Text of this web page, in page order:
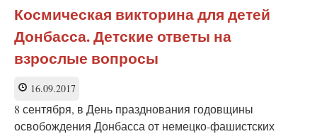
гуманитарной
помощи
в
№
Штергрэс
(ЛНР)
Космическая викторина для детей
Донбасса. Детские ответы на
взрослые вопросы
16.09.2017
8 сентября, в День празднования годовщины
освобождения Донбасса от немецко-фашистских